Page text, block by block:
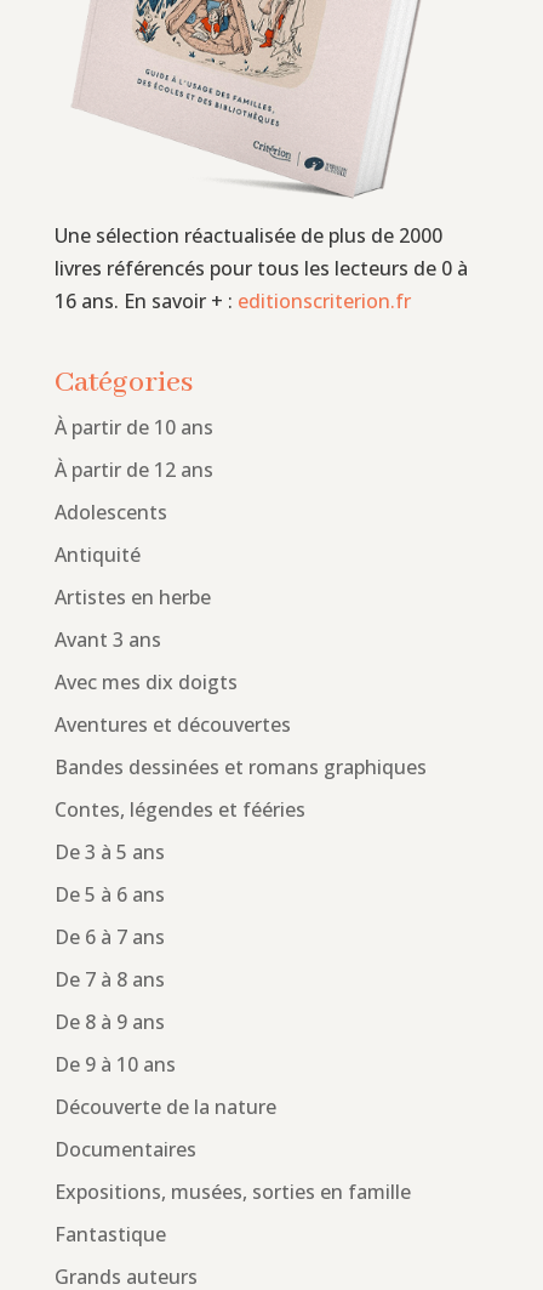
Une sélection réactualisée de plus de 2000
livres référencés pour tous les lecteurs de 0 à
16 ans. En savoir + : editionscriterion.fr
Catégories
À partir de 10 ans
À partir de 12 ans
Adolescents
Antiquité
Artistes en herbe
Avant 3 ans
Avec mes dix doigts
Aventures et découvertes
Bandes dessinées et romans graphiques
Contes, légendes et fééries
De 3 à 5 ans
De 5 à 6 ans
De 6 à 7 ans
De 7 à 8 ans
De 8 à 9 ans
De 9 à 10 ans
Découverte de la nature
Documentaires
Expositions, musées, sorties en famille
Fantastique
Grands auteurs